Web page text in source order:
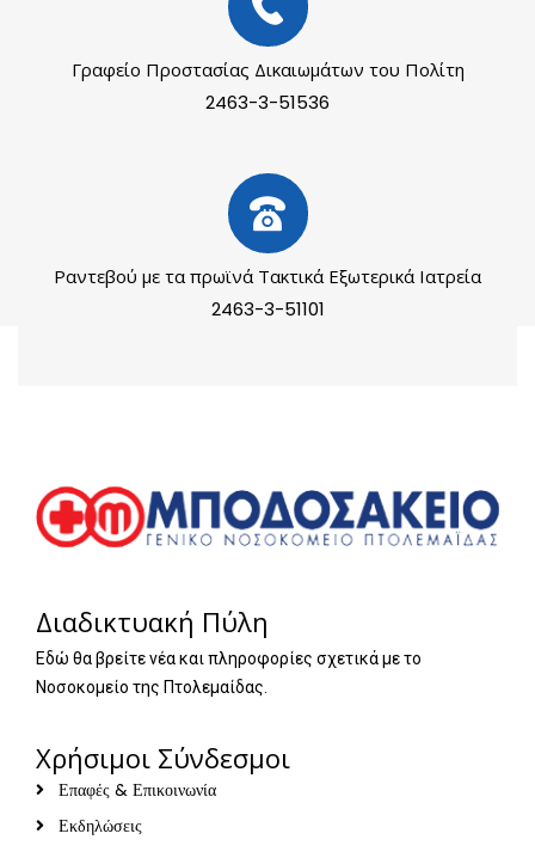
Γραφείο Προστασίας Δικαιωμάτων του Πολίτη
2463-3-51536
Ραντεβού με τα πρωϊνά Τακτικά Εξωτερικά Ιατρεία
2463-3-51101
Διαδικτυακή Πύλη
Εδώ θα βρείτε νέα και πληροφορίες σχετικά με το
Νοσοκομείο της Πτολεμαίδας.
Χρήσιμοι Σύνδεσμοι
Επαφές & Επικοινωνία
Εκδηλώσεις